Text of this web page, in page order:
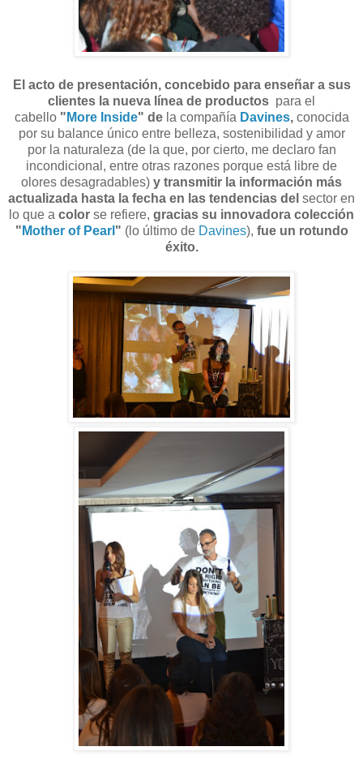
El acto de presentación, concebido para enseñar a sus
clientes la nueva línea de productos para el
cabello " More Inside" dela compañía Davines, conocida
por su balance único entre belleza, sostenibilidad y amor
por la naturaleza (de la que, por cierto, me declaro fan
incondicional, entre otras razones porque está libre de
olores desagradables) y transmitir la información más
actualizada hasta la fecha en las tendencias del sector en
lo que a color se refiere, gracias su innovadora colección
" Mother of Pearl " (lo último de Davines), fue un rotundo
éxito.